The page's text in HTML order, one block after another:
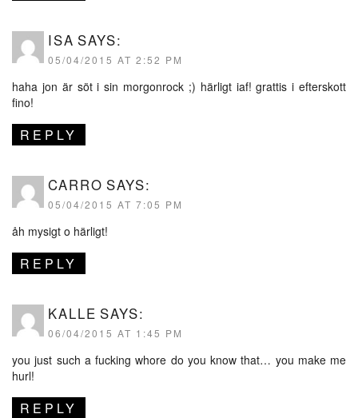
ISA SAYS:
05/04/2015 AT 2:52 PM
haha jon är söt i sin morgonrock ;) härligt iaf! grattis i efterskott
fino!
REPLY
CARRO SAYS:
05/04/2015 AT 7:05 PM
åh mysigt o härligt!
REPLY
KALLE SAYS:
06/04/2015 AT 1:45 PM
you just such a fucking whore do you know that… you make me
hurl!
REPLY